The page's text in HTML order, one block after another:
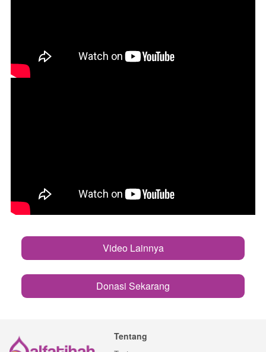
`
Video Lainnya
`Donasi Sekarang
Tentang